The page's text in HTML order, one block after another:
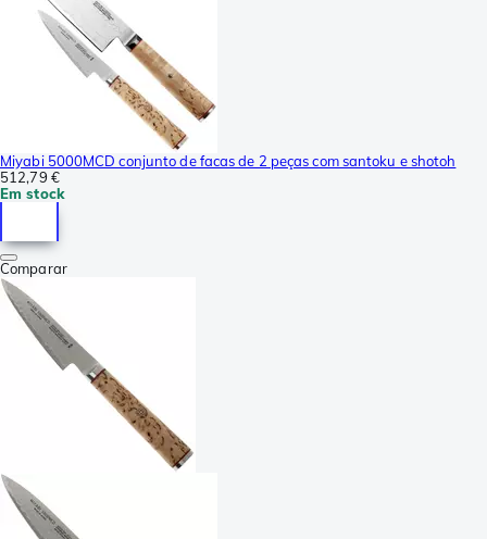
Miyabi 5000MCD conjunto de facas de 2 peças com santoku e shotoh
512,79 €
Em stock
Comparar